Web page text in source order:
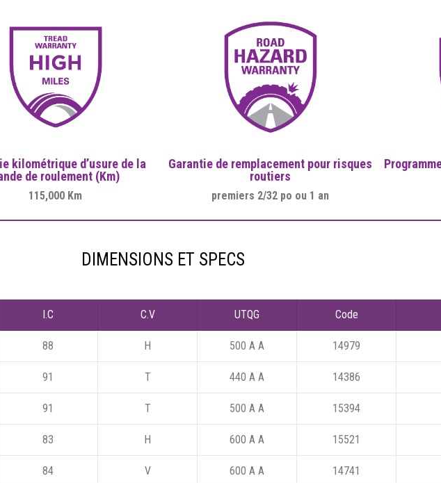
kilométrique d’usure de la
de roulement (Km)
115,000 Km
Garantie de remplacement pour risques
routiers
premiers 2/32 po ou 1 an
DIMENSIONS ET SPECS
I.C C.V UTQG Code
88 H 500 A A 14979
91 T 440 A A 14386
91 T 500 A A 15394
83 H 600 A A 15521
84 V 600 A A 14741